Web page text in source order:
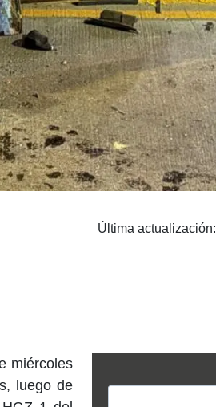
Última actualización:
miércoles
luego de